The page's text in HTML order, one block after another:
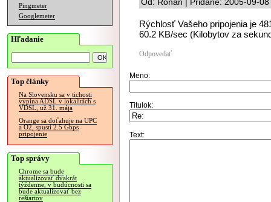
Pingmeter
Googlemeter
Hľadanie
Top články
Na Slovensku sa v tichosti
vypína ADSL v lokalitách s
VDSL, už 31. mája
Orange sa doťahuje na UPC
a O2, spustí 2.5 Gbps
pripojenie
Top správy
Chrome sa bude
aktualizovať dvakrát
týždenne, v budúcnosti sa
bude aktualizovať bez
reštartov
Od: Ronan | Pridané: 2005-09-
Rýchlosť Vašeho pripojenia je
60.2 KB/sec (Kilobytov za
Odpovedať
Meno:
Titulok:
Text: